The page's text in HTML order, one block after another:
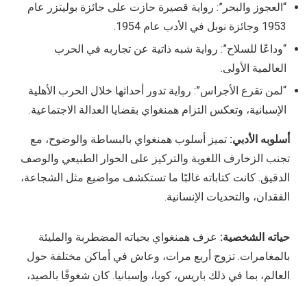
“العجوز والبحر”: رواية قصيرة حازت على جائزة بوليتزر عام
1953 وجائزة نوبل في الأدب عام 1954.
“وداعًا للسلاح”: رواية شبه ذاتية عن تجاربه في الحرب
العالمية الأولى.
“لمن تقرع الأجراس”: رواية تدور أحداثها خلال الحرب الأهلية
الإسبانية، وتعكس التزام همنغواي بقضايا العدالة الاجتماعية.
أسلوبه الأدبي: تميز أسلوب همنغواي بالبساطة والوضوح، مع
تجنب الزخارف اللغوية والتركيز على الحوار الطبيعي والوصف
الدقيق. كانت كتاباته غالبًا ما تستكشف مواضيع مثل الشجاعة،
الفقدان، والتحديات الإنسانية.
حياته الشخصية: عرف همنغواي بحياته المضطربة والمليئة
بالمغامرات. تزوج أربع مرات، وعاش في أماكن مختلفة حول
العالم، بما في ذلك باريس، كوبا، وإسبانيا. كان شغوفًا بالصيد،